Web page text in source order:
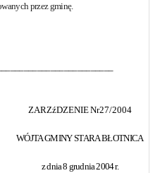
przez gminę.
ZARZźDZENIE Nr27/2004
WÓJTA GMINY STARA BŁOTNICA
z dnia 8 grudnia 2004 r.